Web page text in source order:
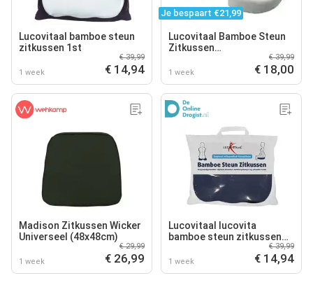
Lucovitaal bamboe steun
zitkussen 1st
1 week
€ 39,99
€ 14,94
Je bespaart €21,99
Lucovitaal Bamboe Steun
Zitkussen
1 week
€ 39,99
€ 18,00
Madison Zitkussen Wicker
Universeel (48x48cm)
1 week
€ 29,99
€ 26,99
Lucovitaal lucovita
bamboe steun zitkussen
1 week
€ 39,99
€ 14,94